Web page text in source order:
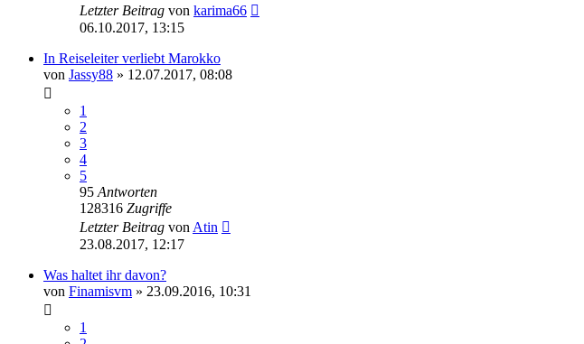
Letzter Beitrag von karima66
06.10.2017, 13:15
In Reiseleiter verliebt Marokko
von Jassy88 » 12.07.2017, 08:08
1
2
3
4
5
95 Antworten
128316 Zugriffe
Letzter Beitrag von Atin
23.08.2017, 12:17
Was haltet ihr davon?
von Finamisvm » 23.09.2016, 10:31
1